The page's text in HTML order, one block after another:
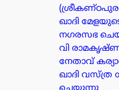
ഖാദി
നഗരസഭ
വി
നേതാവ്
ഖാദി വസ്ത്ര